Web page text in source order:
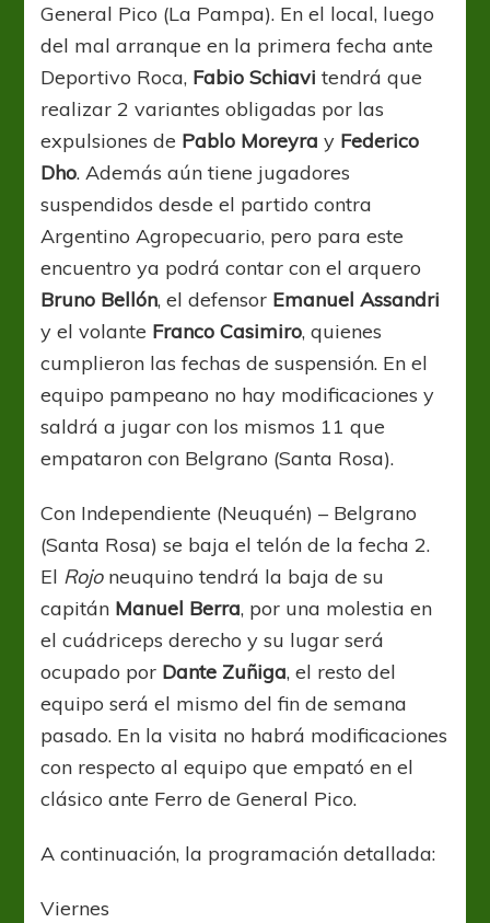
General Pico (La Pampa). En el local, luego
del mal arranque en la primera fecha ante
Deportivo Roca, Fabio Schiavi tendrá que
realizar 2 variantes obligadas por las
expulsiones de Pablo Moreyra y Federico
Dho. Además aún tiene jugadores
suspendidos desde el partido contra
Argentino Agropecuario, pero para este
encuentro ya podrá contar con el arquero
Bruno Bellón, el defensor Emanuel Assandri
y el volante Franco Casimiro, quienes
cumplieron las fechas de suspensión. En el
equipo pampeano no hay modificaciones y
saldrá a jugar con los mismos 11 que
empataron con Belgrano (Santa Rosa).
Con Independiente (Neuquén) – Belgrano
(Santa Rosa) se baja el telón de la fecha 2.
El Rojoneuquino tendrá la baja de su
capitán Manuel Berra, por una molestia en
el cuádriceps derecho y su lugar será
ocupado por Dante Zuñiga, el resto del
equipo será el mismo del fin de semana
pasado. En la visita no habrá modificaciones
con respecto al equipo que empató en el
clásico ante Ferro de General Pico.
A continuación, la programación detallada:
Viernes